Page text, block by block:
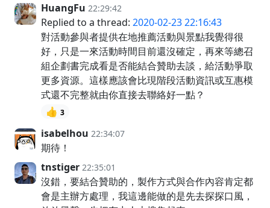
HuangFu 22:29:42
Replied to a thread: 2020-02-23 22:16:43
對活動參與者提供在地推薦活動與景點我覺得很
好，只是一來活動時間目前還沒確定，再來等總召
組企劃書完成看是否能結合贊助去談，給活動爭取
更多資源。這樣應該會比現階段活動資訊或互惠模
式還不完整就由你直接去聯絡好一點？
👍 3
isabelhou 22:34:07
期待！
tnstiger 22:35:01
沒錯，要結合贊助的，製作方式與合作內容肯定都
會是主辦方處理，我這邊能做的是先去探探口風，